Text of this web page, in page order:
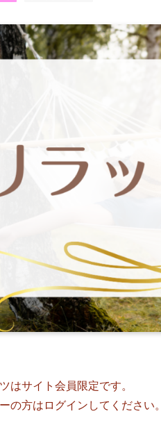
はサイト会員限定です。
の方はログインしてください。